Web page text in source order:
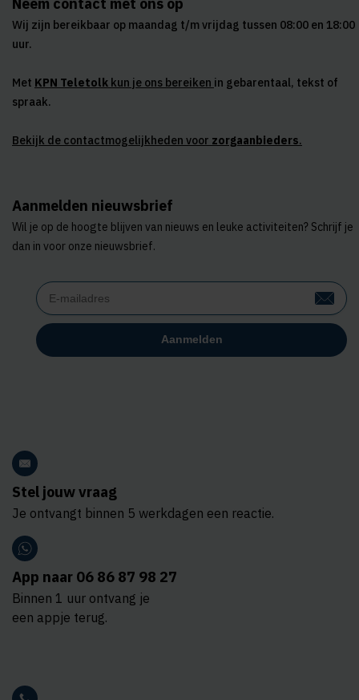
Wij zijn bereikbaar op maandag t/m vrijdag tussen 08:00 en 18:00
uur.
Met KPN Teletolk kun je ons bereiken in gebarentaal, tekst of
spraak.
Bekijk de contactmogelijkheden voor zorgaanbieders.
Aanmelden nieuwsbrief
Wil je op de hoogte blijven van nieuws en leuke activiteiten? Schrijf je
dan in voor onze nieuwsbrief.
Stel jouw vraag
Je ontvangt binnen 5 werkdagen een reactie.
App naar 06 86 87 98 27
Binnen 1 uur ontvang je
een appje terug.